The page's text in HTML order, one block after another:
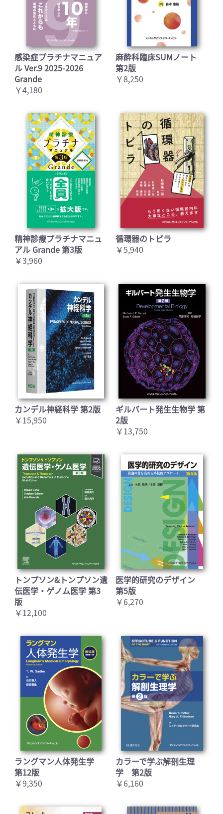
感染症プラチナマニュア
ル Ver.9 2025-2026
Grande
￥4,180
麻酔科臨床SUMノート
第2版
￥8,250
精神診療プラチナマニュ
アル Grande 第3版
￥3,960
循環器のトビラ
￥5,940
カンデル神経科学 第2版
￥15,950
ギルバート発生生物学 第
2版
￥13,750
トンプソン&トンプソン遺
伝医学・ゲノム医学 第3
版
￥12,100
医学的研究のデザイン
第5版
￥6,270
ラングマン人体発生学
第12版
￥9,350
カラーで学ぶ解剖生理
学 第2版
￥6,160